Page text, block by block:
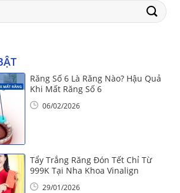
Răng Số 6 Là Răng Nào? Hậu Quả
Khi Mất Răng Số 6
06/02/2026
Tẩy Trắng Răng Đón Tết Chỉ Từ
999K Tại Nha Khoa Vinalign
29/01/2026